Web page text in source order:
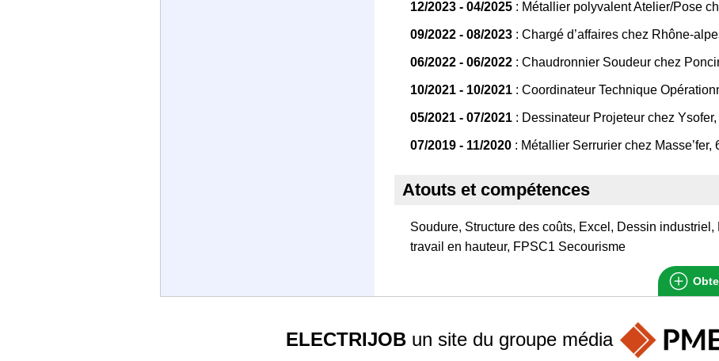
12/2023 - 04/2025 : Métallier polyvalent Atelier/Pose
09/2022 - 08/2023 : Chargé d’affaires chez Rhône-
06/2022 - 06/2022 : Chaudronnier Soudeur chez
10/2021 - 10/2021 : Coordinateur Technique
05/2021 - 07/2021 : Dessinateur Projeteur chez
07/2019 - 11/2020 : Métallier Serrurier chez Masse’fer,
Atouts et compétences
Soudure, Structure des coûts, Excel, Dessin industriel,
travail en hauteur, FPSC1 Secourisme
ELECTRIJOBun site du groupe média